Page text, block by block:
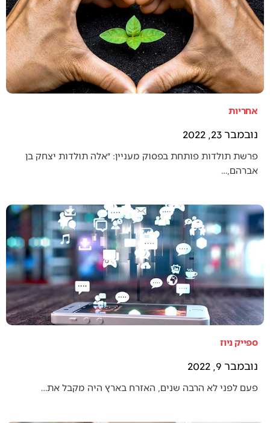
אחריות
נובמבר 23, 2022
פרשת תולדות פותחת בפסוק מעניין: ״אלה תולדות יצחק בן
אברהם,…
ספייק ניוז
נובמבר 9, 2022
פעם לפני לא הרבה שנים, האזרח בארץ היה מקבל את…